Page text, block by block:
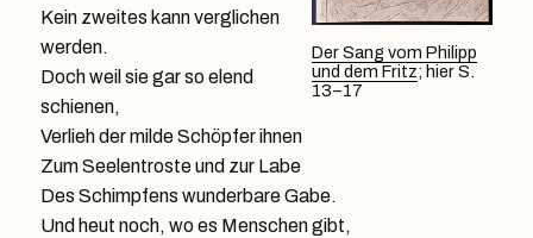
Der Sang vom Philipp
und dem Fritz; hier S.
13–17
Kein zweites kann verglichen
werden.
Doch weil sie gar so elend
schienen,
Verlieh der milde Schöpfer ihnen
Zum Seelentroste und zur Labe
Des Schimpfens wunderbare Gabe.
Und heut noch, wo es Menschen gibt,